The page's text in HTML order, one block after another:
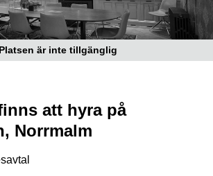
Platsen är inte tillgänglig
att hyra på
Norrmalm